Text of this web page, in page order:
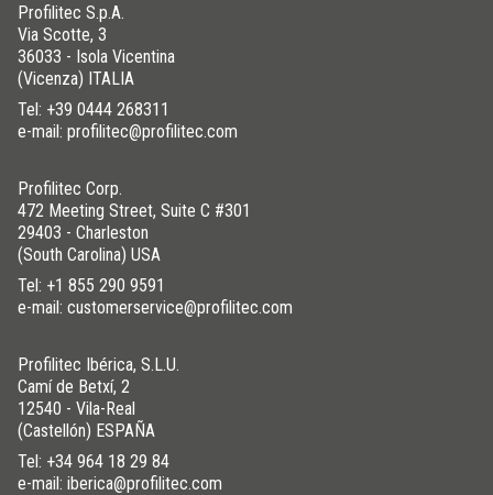
Profilitec S.p.A.
Via Scotte, 3
36033 - Isola Vicentina
(Vicenza) ITALIA
Tel: +39 0444 268311
e-mail: profilitec@profilitec.com
Profilitec Corp.
472 Meeting Street, Suite C #301
29403 - Charleston
(South Carolina) USA
Tel: +1 855 290 9591
e-mail: customerservice@profilitec.com
Profilitec Ibérica, S.L.U.
Camí de Betxí, 2
12540 - Vila-Real
(Castellón) ESPAÑA
Tel: +34 964 18 29 84
e-mail: iberica@profilitec.com